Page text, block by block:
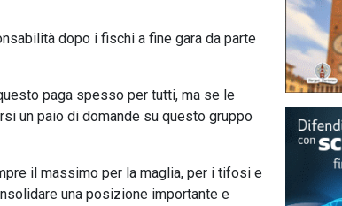
dopo i fischi a fine gara da parte
paga spesso per tutti, ma se le
un paio di domande su questo gruppo
il massimo per la maglia, per i tifosi e
una posizione importante e